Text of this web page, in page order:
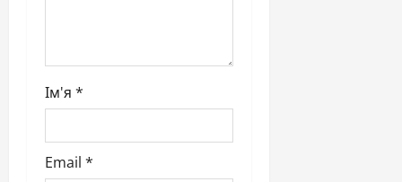
Ім'я *
Email *